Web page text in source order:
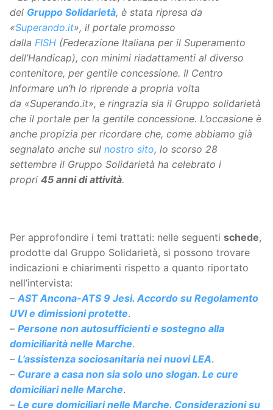
del Gruppo Solidarietà, è stata ripresa da
«Superando.it», il portale promosso
dalla FISH (Federazione Italiana per il Superamento
dell’Handicap), con minimi riadattamenti al diverso
contenitore, per gentile concessione. Il Centro
Informare un’h lo riprende a propria volta
da «Superando.it», e ringrazia sia il Gruppo solidarietà
che il portale per la gentile concessione. L’occasione è
anche propizia per ricordare che, come abbiamo già
segnalato anche sul nostro sito, lo scorso 28
settembre il Gruppo Solidarietà ha celebrato i
propri 45 anni di attività.
Per approfondire i temi trattati: nelle seguenti schede,
prodotte dal Gruppo Solidarietà, si possono trovare
indicazioni e chiarimenti rispetto a quanto riportato
nell’intervista:
– AST Ancona-ATS 9 Jesi. Accordo su Regolamento
UVI e dimissioni protette.
– Persone non autosufficienti e sostegno alla
domiciliarità nelle Marche.
– L’assistenza sociosanitaria nei nuovi LEA.
– Curare a casa non sia solo uno slogan. Le cure
domiciliari nelle Marche.
– Le cure domiciliari nelle Marche. Considerazioni su